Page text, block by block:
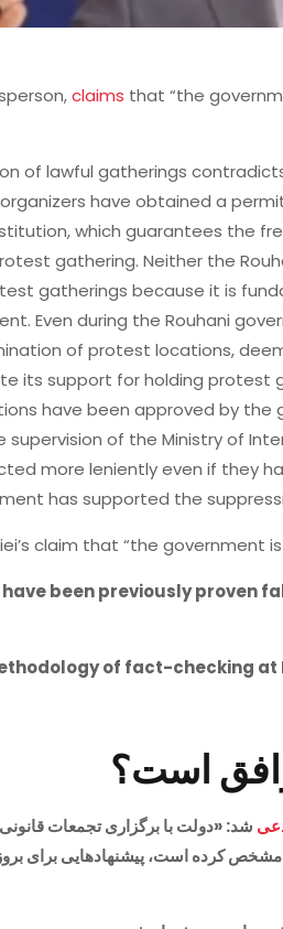
claims that “the
of lawful gatherings
have obtained a
which guarantees the
gathering. Neither the
gatherings because it is
Even during the Rouhani
of protest locations,
its support for holding protest
have been approved by
of the Ministry of
more leniently even if they
has supported the
claim that “the
been previously proven
of fact-checking at
است؟
شد: «دولت با برگزاری تجمعات
مشخص کرده است، پیشنهادهایی برای